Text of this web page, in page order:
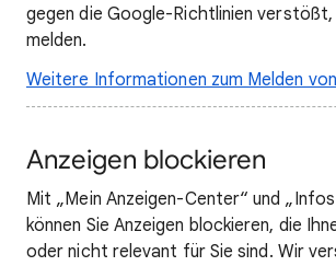
gegen die Google-Richtlinien verstößt,
melden.
Weitere Informationen zum Melden
Anzeigen blockieren
Mit „Mein Anzeigen-Center“ und
können Sie Anzeigen blockieren, die
oder nicht relevant für Sie sind. Wir